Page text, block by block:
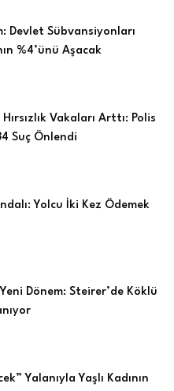
Devlet Sübvansiyonları
%4’ünü Aşacak
Vakaları Arttı: Polis
Suç Önlendi
Yolcu İki Kez Ödemek
Dönem: Steirer’de Köklü
Yalanıyla Yaşlı Kadının